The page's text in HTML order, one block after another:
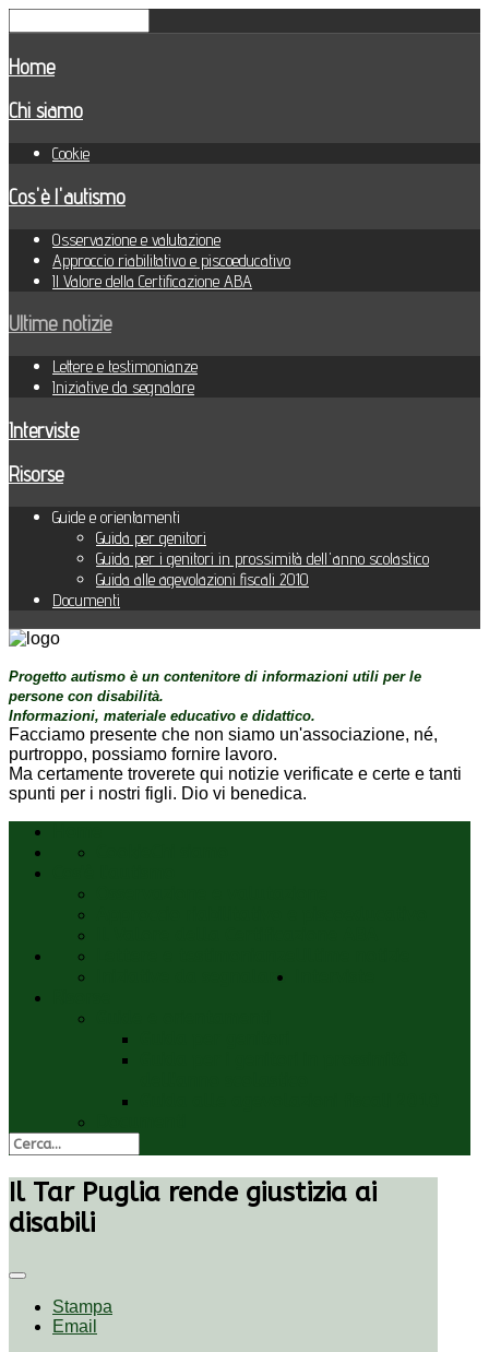
Home
Chi siamo
Cookie
Cos'è l'autismo
Osservazione e valutazione
Approccio riabilitativo e piscoeducativo
Il Valore della Certificazione ABA
Ultime notizie
Lettere e testimonianze
Iniziative da segnalare
Interviste
Risorse
Guide e orientamenti
Guida per genitori
Guida per i genitori in prossimità dell'anno scolastico
Guida alle agevolazioni fiscali 2010
Documenti
Progetto autismo è un contenitore di informazioni utili per le
persone con disabilità.
Informazioni, materiale educativo e didattico.
Facciamo presente che non siamo un'associazione, né,
purtroppo, possiamo fornire lavoro.
Ma certamente troverete qui notizie verificate e certe e tanti
spunti per i nostri figli. Dio vi benedica.
Iniziative da segnalare
Il Tar Puglia rende giustizia ai
disabili
Stampa
Email